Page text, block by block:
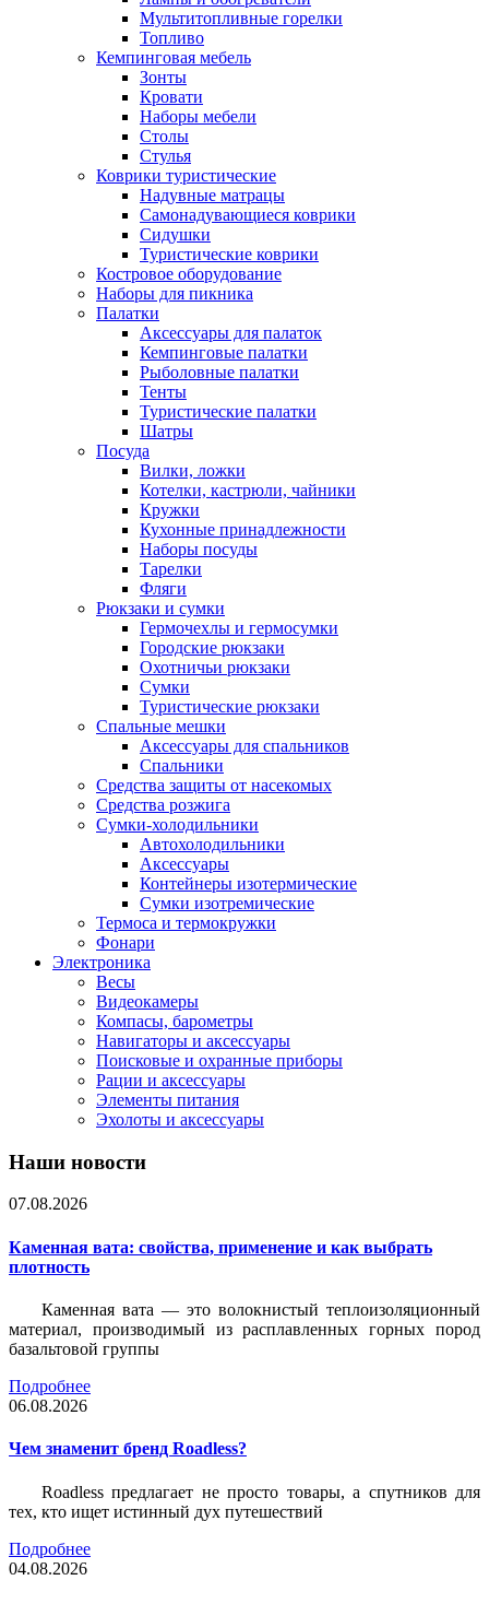
Мультитопливные горелки
Топливо
Кемпинговая мебель
Зонты
Кровати
Наборы мебели
Столы
Стулья
Коврики туристические
Надувные матрацы
Самонадувающиеся коврики
Сидушки
Туристические коврики
Костровое оборудование
Наборы для пикника
Палатки
Аксессуары для палаток
Кемпинговые палатки
Рыболовные палатки
Тенты
Туристические палатки
Шатры
Посуда
Вилки, ложки
Котелки, кастрюли, чайники
Кружки
Кухонные принадлежности
Наборы посуды
Тарелки
Фляги
Рюкзаки и сумки
Гермочехлы и гермосумки
Городские рюкзаки
Охотничьи рюкзаки
Сумки
Туристические рюкзаки
Спальные мешки
Аксессуары для спальников
Спальники
Средства защиты от насекомых
Средства розжига
Сумки-холодильники
Автохолодильники
Аксессуары
Контейнеры изотермические
Сумки изотремические
Термоса и термокружки
Фонари
Электроника
Весы
Видеокамеры
Компасы, барометры
Навигаторы и аксессуары
Поисковые и охранные приборы
Рации и аксессуары
Элементы питания
Эхолоты и аксессуары
Наши новости
07.08.2026
Каменная вата: свойства, применение и как выбрать
плотность
Каменная вата — это волокнистый теплоизоляционный
материал, производимый из расплавленных горных пород
базальтовой группы
Подробнее
06.08.2026
Чем знаменит бренд Roadless?
Roadless предлагает не просто товары, а спутников для
тех, кто ищет истинный дух путешествий
Подробнее
04.08.2026